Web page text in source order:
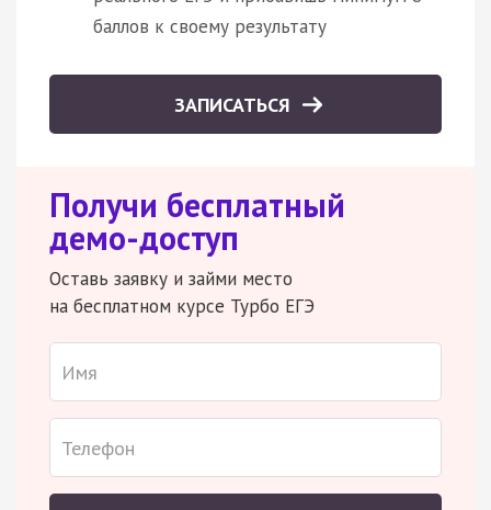
баллов к своему результату
ЗАПИСАТЬСЯ
Получи бесплатный
демо-доступ
Оставь заявку и займи место
на бесплатном курсе Турбо ЕГЭ